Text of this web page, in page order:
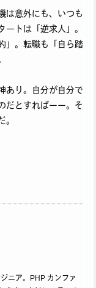
は意外にも、いつも
ートは「逆求人」。
」。転職も「自ら踏
あり。自分が自分で
だとすればーー。そ
ニア。PHP カンファ